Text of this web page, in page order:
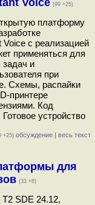
Voice (99 +25)
платформу
Voice с реализацией
применяться для
и
при
Схемы, распайки
принтере
Код
устройство
+25) обсуждение | весь текст
для
(33 +8)
SDE 24.12,